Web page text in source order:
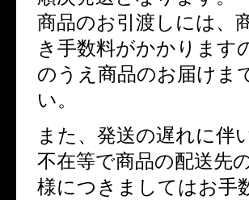
商品のお引渡しには、
き手数料がかかります
のうえ商品のお届けま
い。
また、発送の遅れに伴
不在等で商品の配送先
様につきましてはお手